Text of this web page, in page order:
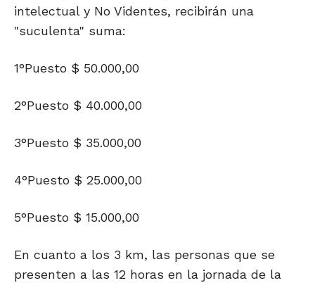
intelectual y No Videntes, recibirán una
"suculenta" suma:
1°Puesto $ 50.000,00
2°Puesto $ 40.000,00
3°Puesto $ 35.000,00
4°Puesto $ 25.000,00
5°Puesto $ 15.000,00
En cuanto a los 3 km, las personas que se
presenten a las 12 horas en la jornada de la